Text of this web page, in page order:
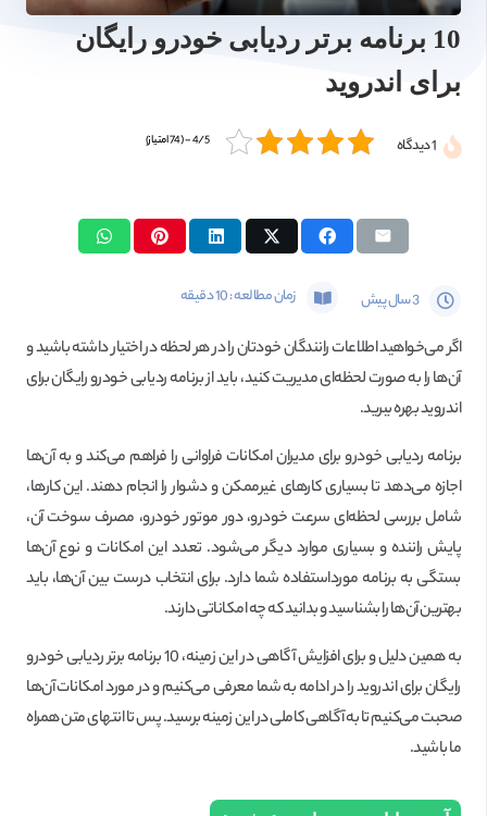
10 برنامه برتر ردیابی خودرو رایگان
برای اندروید
1دیدگاه 4/5 - (74 امتیاز)
3 سال پیش زمان مطالعه :10دقیقه
اگر می‌خواهید اطلاعات رانندگان خودتان را در هر لحظه در اختیار داشته باشید و
آن‌ها را به صورت لحظه‌ای مدیریت کنید، باید از برنامه ردیابی خودرو رایگان برای
اندروید بهره ببرید.
برنامه ردیابی خودرو برای مدیران امکانات فراوانی را فراهم می‌کند و به آن‌ها
اجازه می‌دهد تا بسیاری کارهای غیرممکن و دشوار را انجام دهند. این کارها،
شامل بررسی لحظه‌ای سرعت خودرو، دور موتور خودرو، مصرف سوخت آن،
پایش راننده و بسیاری موارد دیگر می‌شود. تعدد این امکانات و نوع آن‌ها
بستگی به برنامه مورداستفاده شما دارد. برای انتخاب درست بین آن‌ها، باید
بهترین آن‌ها را بشناسید و بدانید که چه امکاناتی دارند.
به همین دلیل و برای افزایش آگاهی در این زمینه، 10 برنامه برتر ردیابی خودرو
رایگان برای اندروید را در ادامه به شما معرفی می‌کنیم و در مورد امکانات آن‌ها
صحبت می‌کنیم تا به آگاهی کاملی در این زمینه برسید. پس تا انتهای متن همراه
ما باشید.